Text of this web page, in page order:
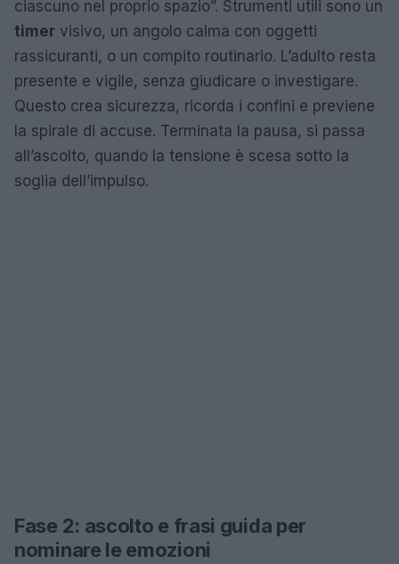
ciascuno nel proprio spazio”. Strumenti utili sono un
timer visivo, un angolo calma con oggetti
rassicuranti, o un compito routinario. L’adulto resta
presente e vigile, senza giudicare o investigare.
Questo crea sicurezza, ricorda i confini e previene
la spirale di accuse. Terminata la pausa, si passa
all’ascolto, quando la tensione è scesa sotto la
soglia dell’impulso.
Fase 2: ascolto e frasi guida per
nominare le emozioni